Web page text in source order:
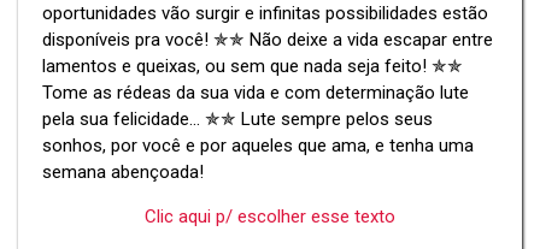
oportunidades vão surgir e infinitas possibilidades estão
disponíveis pra você! ✯✯ Não deixe a vida escapar entre
lamentos e queixas, ou sem que nada seja feito! ✯✯
Tome as rédeas da sua vida e com determinação lute
pela sua felicidade... ✯✯ Lute sempre pelos seus
sonhos, por você e por aqueles que ama, e tenha uma
semana abençoada!
Clic aqui p/ escolher esse texto